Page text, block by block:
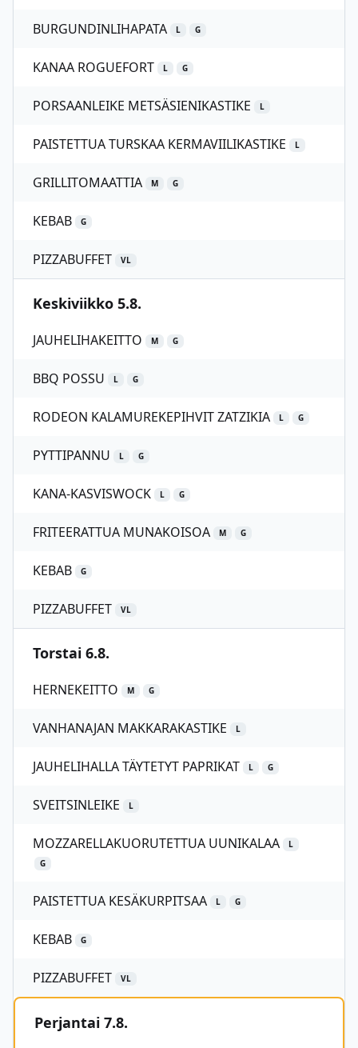
BURGUNDINLIHAPATA L G
KANAA ROGUEFORT L G
PORSAANLEIKE METSÄSIENIKASTIKE L
PAISTETTUA TURSKAA KERMAVIILIKASTIKE L
GRILLITOMAATTIA M G
KEBAB G
PIZZABUFFET VL
Keskiviikko 5.8.
JAUHELIHAKEITTO M G
BBQ POSSU L G
RODEON KALAMUREKEPIHVIT ZATZIKIA L G
PYTTIPANNU L G
KANA-KASVISWOCK L G
FRITEERATTUA MUNAKOISOA M G
KEBAB G
PIZZABUFFET VL
Torstai 6.8.
HERNEKEITTO M G
VANHANAJAN MAKKARAKASTIKE L
JAUHELIHALLA TÄYTETYT PAPRIKAT L G
SVEITSINLEIKE L
MOZZARELLAKUORUTETTUA UUNIKALAA
L
G
PAISTETTUA KESÄKURPITSAA L G
KEBAB G
PIZZABUFFET VL
Perjantai 7.8.